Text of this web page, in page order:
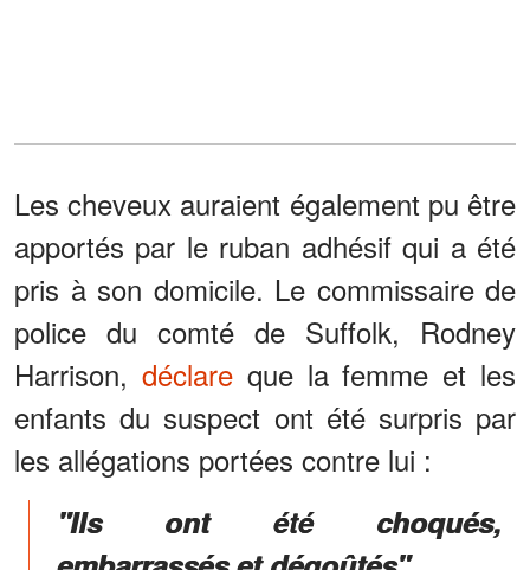
Les cheveux auraient également pu être
apportés par le ruban adhésif qui a été
pris à son domicile. Le commissaire de
police du comté de Suffolk, Rodney
Harrison, déclareque la femme et les
enfants du suspect ont été surpris par
les allégations portées contre lui :
"Ils ont été choqués,